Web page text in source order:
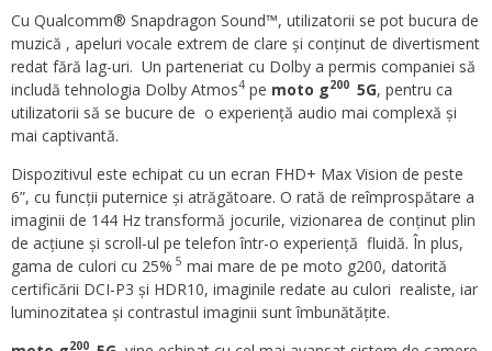
Cu Qualcomm® Snapdragon Sound™, utilizatorii se pot bucura de
muzică , apeluri vocale extrem de clare și conținut de divertisment
redat fără lag-uri. Un parteneriat cu Dolby a permis companiei să
includă tehnologia Dolby Atmos4 pe moto g200 5G, pentru ca
utilizatorii să se bucure de o experiență audio mai complexă și
mai captivantă.
Dispozitivul este echipat cu un ecran FHD+ Max Vision de peste
6”, cu funcții puternice și atrăgătoare. O rată de reîmprospătare a
imaginii de 144 Hz transformă jocurile, vizionarea de conținut plin
de acțiune și scroll-ul pe telefon într-o experiență fluidă. În plus,
gama de culori cu 25% 5 mai mare de pe moto g200, datorită
certificării DCI-P3 și HDR10, imaginile redate au culori realiste, iar
luminozitatea și contrastul imaginii sunt îmbunătățite.
200